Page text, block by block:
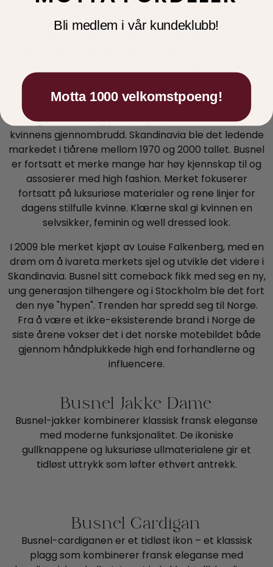
franske vestkysten, og skapte et livsstil brand som
På 1970-tallet ble «Victoria Jacket», strikkejakken
med gull ankerknapper, et symbol for den moderne
kvinnens gjennombrudd. Skandinavia ble det ledende
markedet i tiårene mellom 1970 og 2000 tallet. Busnel
er fortsatt et merke mange har høy kjennskap til og
assosierer med high fashion. Merket fokuserer
fortsatt på luksuriøse materialer og rene linjer for
dagens stilfulle kvinne. Klærne skal gi kvinnen en
selvsikker, feminin og well dressed look.
I 2009 ble merket kjøpt av Louise Falkenberg, med en
drøm om å ivareta merkets sjel og utvikle det videre i
Skandinavia. Busnel sitt comeback fikk med seg en ny,
ung generasjon tilhengere og i Stockholm ble det fort
den nye "hypen". Trenden har spredd seg til Norge.
Fra å være et ikke-eksisterende brand i Norge de
siste årene vokser det i det norske motebildet både
gjennom håndplukkede high end forhandlerne og
influencere.
Busnel Jakke Dame
Busnel-jakker kombinerer klassisk fransk eleganse
med moderne funksjonalitet. De ikoniske
gullknappene og luksuriøse ullmaterialene gir et
tidløst uttrykk som løfter ethvert antrekk.
Busnel Cardigan
Busnel-cardiganen er et tidløst ikon – et klassisk
plagg som kombinerer fransk eleganse med
Bli medlem i vår kundeklubb!
Motta 1000 velkomstpoeng!